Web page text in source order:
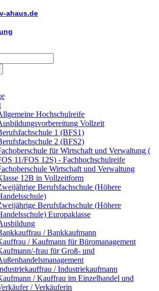
ahaus.de
Hochschulreife
Vollzeit
1 (BFS1)
2 (BFS2)
für Wirtschaft und Verwaltung (
11/FOS 12S) - Fachhochschulreife
Wirtschaft und Verwaltung
12B in Vollzeitform
Berufsfachschule (Höhere
Berufsfachschule (Höhere
Europaklasse
/ Bankkaufmann
/ Kaufmann für Büromanagement
frau für Groß- und
/ Industriekaufmann
/ Kauffrau im Einzelhandel und
/ Verkäuferin